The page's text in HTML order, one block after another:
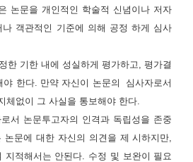
논문을 개인적인 학술적 신념이나 저자
객관적인 기준에 의해 공정 하게 심사
한 기한 내에 성실하게 평가하고, 평가결
야 한다. 만약 자신이 논문의 심사자로서
체없이 그 사실을 통보해야 한다.
서 논문투고자의 인격과 독립성을 존중
논문에 대한 자신의 의견을 제 시하지만,
지적해서는 안된다. 수정 및 보완이 필요